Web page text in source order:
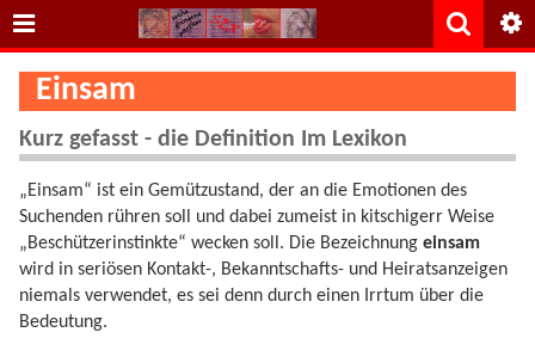
Einsam
Kurz gefasst - die Definition Im Lexikon
„Einsam“ ist ein Gemützustand, der an die Emotionen des
Suchenden rühren soll und dabei zumeist in kitschigerr Weise
„Beschützerinstinkte“ wecken soll. Die Bezeichnung einsam
wird in seriösen Kontakt-, Bekanntschafts- und Heiratsanzeigen
niemals verwendet, es sei denn durch einen Irrtum über die
Bedeutung.